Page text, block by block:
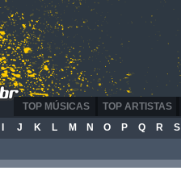
TOP ARTISTAS
TOP MÚSICAS
J K L M N O P Q R S